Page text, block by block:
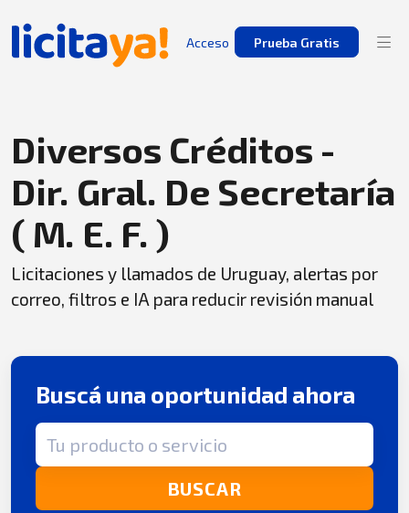
Acceso Prueba Gratis
Diversos Créditos -
Dir. Gral. De Secretaría
( M. E. F. )
Licitaciones y llamados de Uruguay, alertas por
correo, filtros e IA para reducir revisión manual
Buscá una oportunidad ahora
Término de búsqueda
BUSCAR